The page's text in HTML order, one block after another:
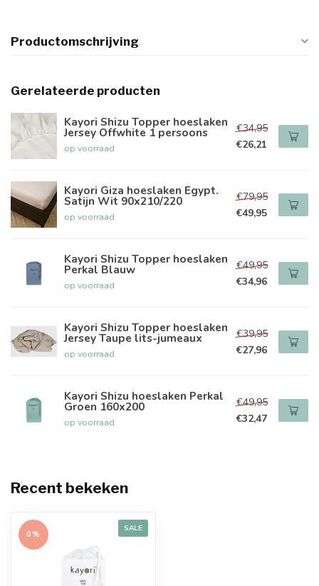
Productomschrijving
Gerelateerde producten
Kayori Shizu Topper hoeslaken
Jersey Offwhite 1 persoons
op voorraad
€34,95
€26,21
Kayori Giza hoeslaken Egypt.
Satijn Wit 90x210/220
op voorraad
€79,95
€49,95
Kayori Shizu Topper hoeslaken
Perkal Blauw
op voorraad
€49,95
€34,96
Kayori Shizu Topper hoeslaken
Jersey Taupe lits-jumeaux
op voorraad
€39,95
€27,96
Kayori Shizu hoeslaken Perkal
Groen 160x200
op voorraad
€49,95
€32,47
Recent bekeken
SALE
0%